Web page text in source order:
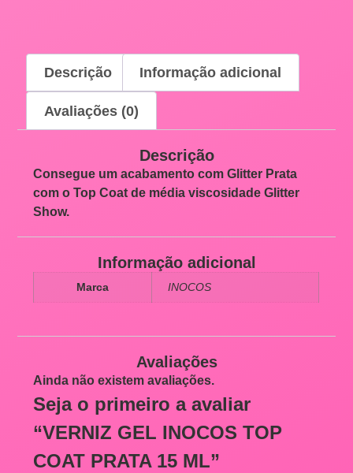
Descrição Informação adicional
Avaliações (0)
Descrição
Consegue um acabamento com Glitter Prata
com o Top Coat de média viscosidade Glitter
Show.
Informação adicional
Marca INOCOS
Avaliações
Ainda não existem avaliações.
Seja o primeiro a avaliar
“VERNIZ GEL INOCOS TOP
COAT PRATA 15 ML”